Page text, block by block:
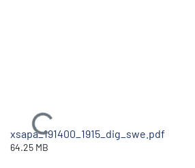
Ladataan...
xsapa_191400_1915_dig_swe.pdf
64.25 MB